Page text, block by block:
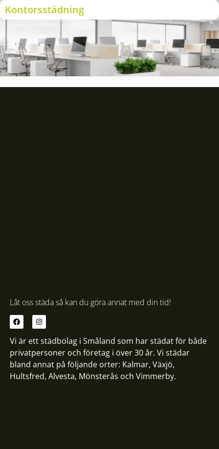
Kontorsstädning
Låt oss städa så kan du göra annat med din tid!
Vi är ett städbolag i Småland som har städat för både
privatpersoner och företag i över 30 år. Vi städar
bland annat på följande orter: Kalmar, Växjö,
Hultsfred, Alvesta, Mönsterås och Vimmerby.